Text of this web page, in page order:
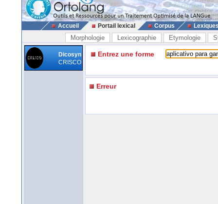
Accueil Portail lexical Corpus
Morphologie Lexicographie Etymologie
Dicosyn
CRISCO
Entrez une forme
Erreur